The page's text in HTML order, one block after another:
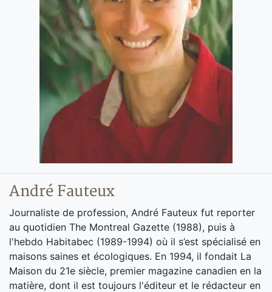
André Fauteux
Journaliste de profession, André Fauteux fut reporter
au quotidien The Montreal Gazette (1988), puis à
l'hebdo Habitabec (1989-1994) où il s’est spécialisé en
maisons saines et écologiques. En 1994, il fondait La
Maison du 21e siècle, premier magazine canadien en la
matière, dont il est toujours l'éditeur et le rédacteur en